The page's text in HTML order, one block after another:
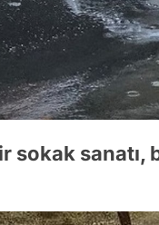
sokak sanatı,